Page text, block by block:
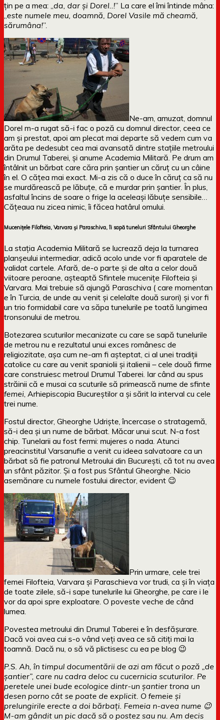
țin pe a mea: „ da, dar și Dorel..!” La care el îmi întinde mâna:
este numele meu, doamnă, Dorel Vasile mă cheamă,
sărumâna!”.
Ne-am, amuzat, domnul
Dorel m-a rugat să-i fac o poză cu domnul director, ceea ce
am și prestat, apoi am plecat mai departe să vedem cum va
arăta pe dedesubt cea mai avansată dintre stațiile metroului
din Drumul Taberei, și anume Academia Militară. Pe drum am
întâlnit un bărbat care căra prin șantier un căruț cu un câine
în el. O cățea mai exact. Mi-a zis că o duce în căruț ca să nu
se murdărească pe lăbuțe, că e murdar prin șantier. În plus,
asfaltul încins de soare o frige la aceleași lăbuțe sensibile…
Cățeaua nu zicea nimic, îi făcea hatârul omului.
Mucenițele Filofteia, Varvara și Paraschiva, îi sapă tuneluri Sfântului Gheorghe
La stația Academia Militară se lucrează deja la turnarea
planșeului intermediar, adică acolo unde vor fi aparatele de
validat cartele. Afară, de-o parte și de alta a celor două
viitoare peroane, așteaptă Sfintele mucenițe Filofteia și
Varvara. Mai trebuie să ajungă Paraschiva ( care momentan
e în Turcia, de unde au venit și celelalte două surori) și vor fi
un trio formidabil care va săpa tunelurile pe toată lungimea
tronsonului de metrou.
Botezarea scuturilor mecanizate cu care se sapă tunelurile
de metrou nu e rezultatul unui exces românesc de
religiozitate, așa cum ne-am fi așteptat, ci al unei tradiții
catolice cu care au venit spaniolii și italienii – cele două firme
care construiesc metroul Drumul Taberei. Iar când au spus
străinii că e musai ca scuturile să primească nume de sfinte
femei , Arhiepiscopia Bucureștilor a și sărit la interval cu cele
trei nume.
Fostul director, Gheorghe Udriște, încercase o stratagemă,
să-i dea și un nume de bărbat. Măcar unui scut. N-a fost
chip. Tunelarii au fost fermi: mujeres o nada. Atunci
preacinstitul Varsanufie a venit cu ideea salvatoare ca un
bărbat să fie patronul Metroului din București, că tot nu avea
un sfânt păzitor. Și a fost pus Sfântul Gheorghe. Nicio
asemănare cu numele fostului director, evident 😉
Prin urmare, cele trei
femei Filofteia, Varvara și Paraschieva vor trudi, ca și în viața
de toate zilele, să-i sape tunelurile lui Gheorghe, pe care i le
vor da apoi spre exploatare. O poveste veche de când
lumea.
Povestea metroului din Drumul Taberei e în desfășurare.
Dacă voi avea cui s-o vând veți avea ce să citiți mai la
toamnă. Dacă nu, o să vă plictisesc cu ea pe blog 😉
P.S. Ah, în timpul documentării de azi am făcut o poză „de
șantier”, care nu cadra deloc cu cucernicia scuturilor. Pe
peretele unei bude ecologice dintr-un șantier trona un
desen porno cât se poate de explicit. O femeie și
prelungirile erecte a doi bărbați. Femeia n-avea nume 😉
M-am gândit un pic dacă să o postez sau nu. Am decis